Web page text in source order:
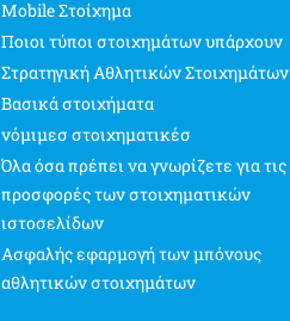
Mobile Στοίχημα
Ποιοι τύποι στοιχημάτων υπάρχουν
Στρατηγική Αθλητικών Στοιχημάτων
Βασικά στοιχήματα
νόμιμεσ στοιχηματικέσ
Όλα όσα πρέπει να γνωρίζετε για τις
προσφορές των στοιχηματικών
ιστοσελίδων
Ασφαλής εφαρμογή των μπόνους
αθλητικών στοιχημάτων